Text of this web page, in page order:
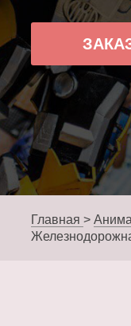
Главная >